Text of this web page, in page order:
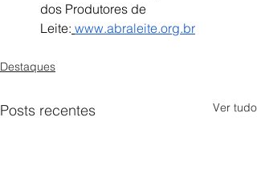
dos Produtores de
Leite: www.abraleite.org.br
Destaques
Posts recentes Ver tudo